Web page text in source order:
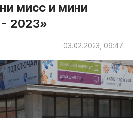
мисс и мини
2023»
03.02.2023, 09:47